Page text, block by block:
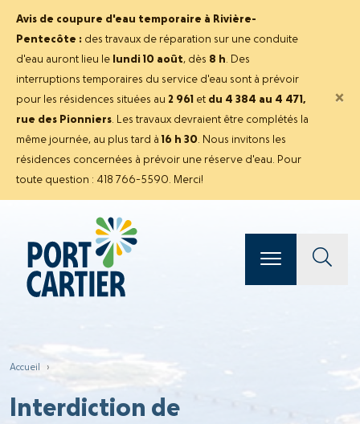
Avis de coupure d'eau temporaire à Rivière-
Pentecôte : des travaux de réparation sur une conduite
d'eau auront lieu le
lundi 10 août, dès 8 h. Des
interruptions temporaires du service d'eau sont à prévoir
pour les résidences situées au 2 961 et du 4 384 au 4 471,
rue des Pionniers. Les travaux devraient être complétés la
même journée, au plus tard à 16 h 30. Nous invitons les
résidences concernées à prévoir une réserve d'eau. Pour
toute question : 418 766-5590. Merci!
×
Accueil ›
Interdiction de